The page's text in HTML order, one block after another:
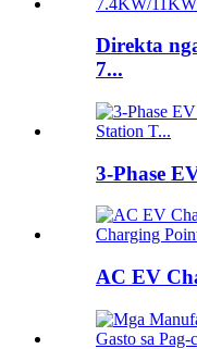
Direkta
7...
3-Phase
AC EV